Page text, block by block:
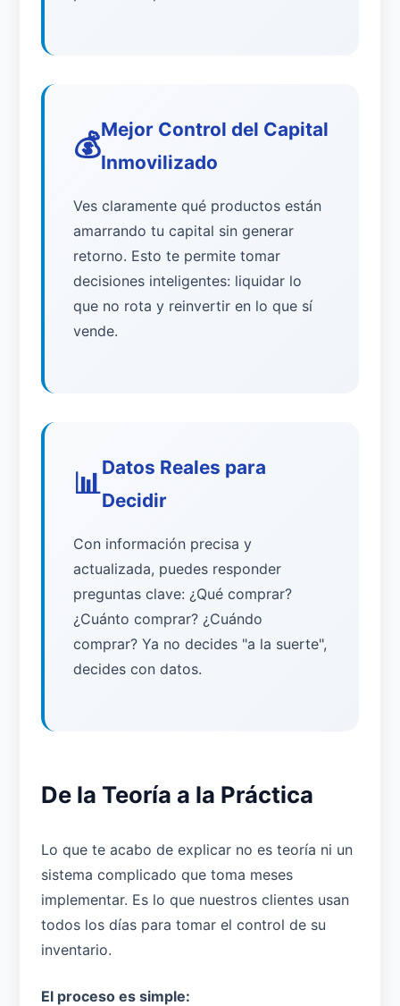
💰Mejor Control del Capital
Inmovilizado
Ves claramente qué productos están
amarrando tu capital sin generar
retorno. Esto te permite tomar
decisiones inteligentes: liquidar lo
que no rota y reinvertir en lo que sí
vende.
📊Datos Reales para
Decidir
Con información precisa y
actualizada, puedes responder
preguntas clave: ¿Qué comprar?
¿Cuánto comprar? ¿Cuándo
comprar? Ya no decides "a la suerte",
decides con datos.
De la Teoría a la Práctica
Lo que te acabo de explicar no es teoría ni un
sistema complicado que toma meses
implementar. Es lo que nuestros clientes usan
todos los días para tomar el control de su
inventario.
El proceso es simple: